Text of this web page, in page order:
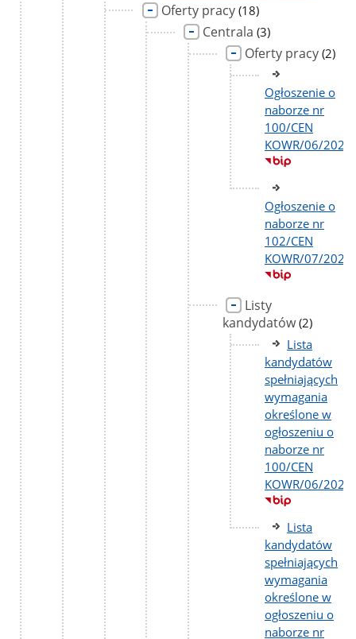
Oferty pracy liczba
podstron
(18)
Centrala liczba
podstron
(3)
Oferty pracy liczba
(2)
Ogłoszenie o
naborze nr
100/CEN
KOWR/06/2026
Ogłoszenie o
naborze nr
102/CEN
KOWR/07/2026
Listy
kandydatówliczba
podstron
(2)
Lista
kandydatów
spełniających
wymagania
określone w
ogłoszeniu o
naborze nr
100/CEN
KOWR/06/2026
Lista
kandydatów
spełniających
wymagania
określone w
ogłoszeniu o
naborze nr